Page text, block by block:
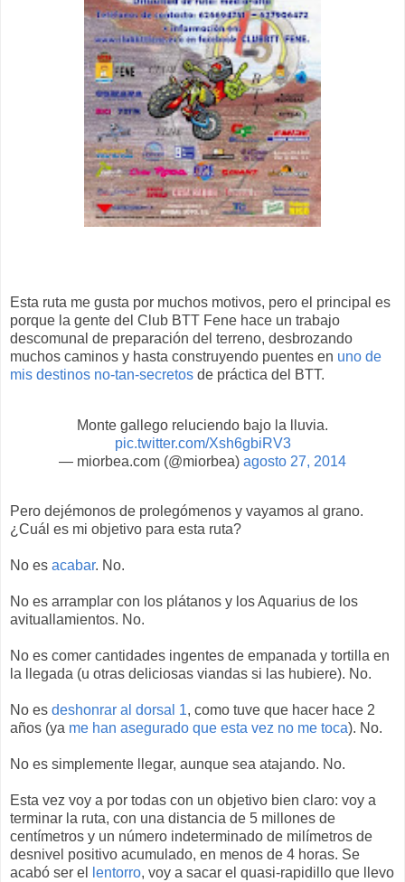
Esta ruta me gusta por muchos motivos, pero el principal es
porque la gente del Club BTT Fene hace un trabajo
descomunal de preparación del terreno, desbrozando
muchos caminos y hasta construyendo puentes en uno de
mis destinos no-tan-secretos de práctica del BTT.
Monte gallego reluciendo bajo la lluvia.
pic.twitter.com/Xsh6gbiRV3
— miorbea.com (@miorbea) agosto 27, 2014
Pero dejémonos de prolegómenos y vayamos al grano.
¿Cuál es mi objetivo para esta ruta?
No es acabar. No.
No es arramplar con los plátanos y los Aquarius de los
avituallamientos. No.
No es comer cantidades ingentes de empanada y tortilla en
la llegada (u otras deliciosas viandas si las hubiere). No.
No es deshonrar al dorsal 1, como tuve que hacer hace 2
años (ya me han asegurado que esta vez no me toca). No.
No es simplemente llegar, aunque sea atajando. No.
Esta vez voy a por todas con un objetivo bien claro: voy a
terminar la ruta, con una distancia de 5 millones de
centímetros y un número indeterminado de milímetros de
desnivel positivo acumulado, en menos de 4 horas. Se
acabó ser el
lentorro, voy a sacar el quasi-rapidillo que llevo